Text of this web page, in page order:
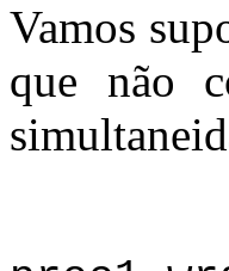
Vamos
que não